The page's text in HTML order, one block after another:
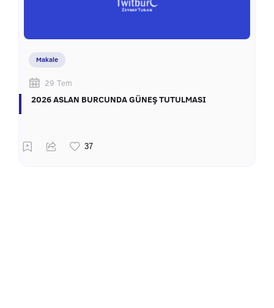
Makale
29 Tem
2026 ASLAN BURCUNDA GÜNEŞ TUTULMASI